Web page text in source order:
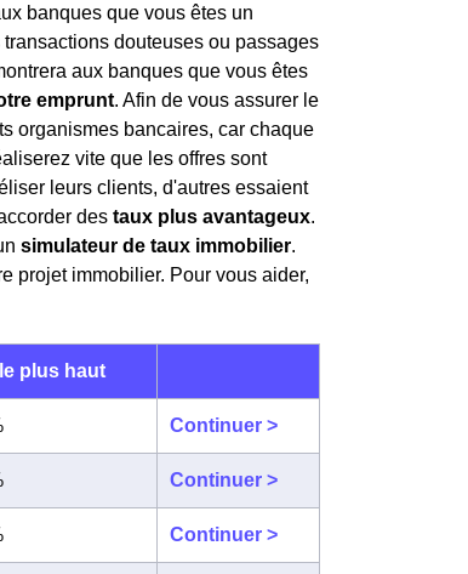
banques que vous êtes un
douteuses ou passages
aux banques que vous êtes
emprunt. Afin de vous assurer le
organismes bancaires, car chaque
vite que les offres sont
leurs clients, d'autres essaient
des taux plus avantageux.
simulateur de taux immobilier.
projet immobilier. Pour vous aider,
plus haut
Continuer >
Continuer >
Continuer >